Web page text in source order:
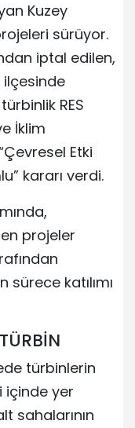
Kuzey
sürüyor.
iptal edilen,
ilçesinde
RES
İklim
Etki
kararı verdi.
projeler
katılımı
türbinlerin
içinde yer
sahalarının